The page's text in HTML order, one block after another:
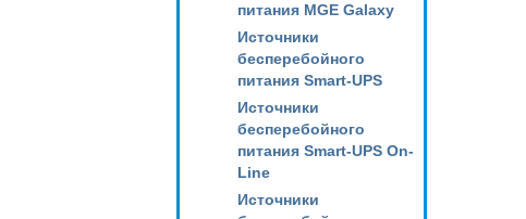
питания MGE Galaxy
Источники
бесперебойного
питания Smart-UPS
Источники
бесперебойного
питания Smart-UPS On-
Line
Источники